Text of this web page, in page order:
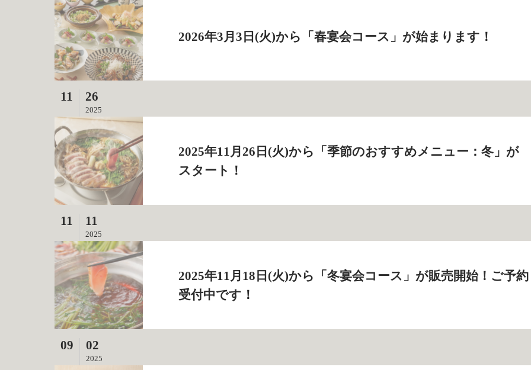
2026年3月3日(火)から「春宴会コース」が始まります！
11 26
2025
2025年11月26日(火)から「季節のおすすめメニュー：冬」が
スタート！
11 11
2025
2025年11月18日(火)から「冬宴会コース」が販売開始！ご予約
受付中です！
09 02
2025